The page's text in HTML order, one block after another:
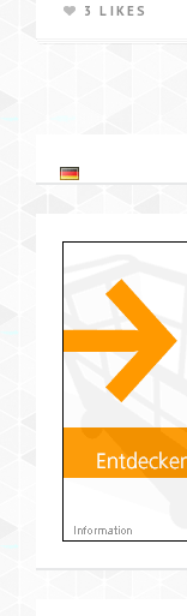
3 LIKES